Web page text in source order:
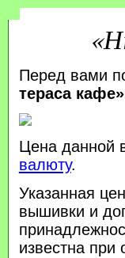
Перед вами
тераса
Цена данной
валюту.
Указанная
вышивки и
известна при